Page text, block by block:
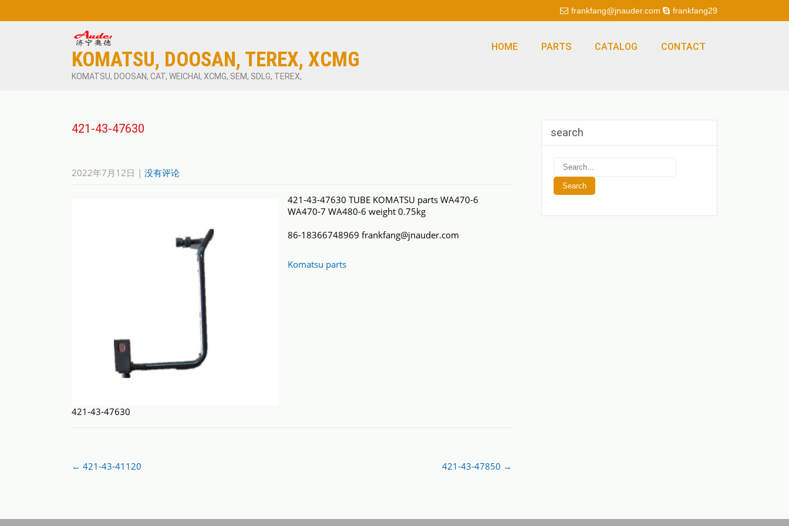
frankfang@jnauder.com frankfang29
KOMATSU, DOOSAN, TEREX, XCMG
KOMATSU, DOOSAN, CAT, WEICHAI, XCMG, SEM, SDLG, TEREX,
HOME PARTS CATALOG CONTACT
421-43-47630
2022年7月12日 | 没有评论
421-43-47630
421-43-47630 TUBE KOMATSU parts WA470-6
WA470-7 WA480-6 weight 0.75kg
86-18366748969 frankfang@jnauder.com
Komatsu parts
Post
navigation
← 421-43-41120 421-43-47850 →
search